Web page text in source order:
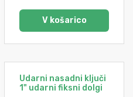
V košarico
Udarni nasadni ključi
1" udarni fiksni dolgi